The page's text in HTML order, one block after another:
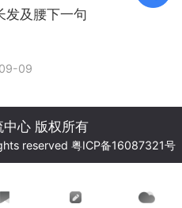
发及腰下一句
09
中心 版权所有
reserved 粤ICP备16087321号